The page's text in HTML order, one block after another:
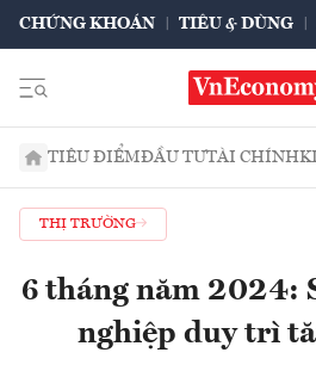
CHỨNG KHOÁN TIÊU & DÙNG
TIÊU ĐIỂMĐẦU TƯTÀI CHÍNH
THỊ TRƯỜNG
6 tháng năm 2024:
nghiệp duy trì